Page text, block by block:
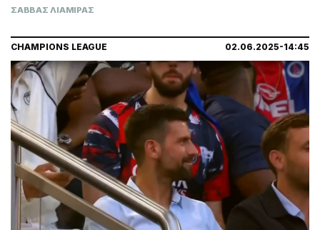
ΣΑΒΒΑΣ ΛΙΑΜΙΡΑΣ
CHAMPIONS LEAGUE 02.06.2025-14:45